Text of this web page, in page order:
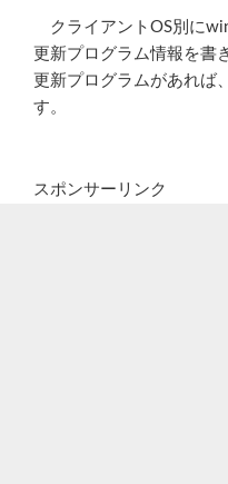
クライアントOS別に
更新プログラム情報を書
更新プログラムがあれば
す。
スポンサーリンク